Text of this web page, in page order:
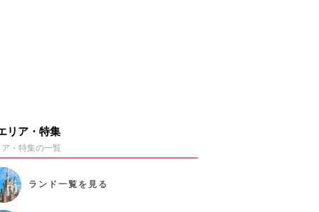
リア・特集
・特集の一覧
ランド 一覧を見る